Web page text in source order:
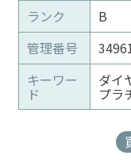
ランク
B
管理番号
キーワー
ド
ダイ
プラ